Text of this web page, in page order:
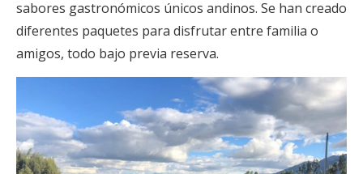
sabores gastronómicos únicos andinos. Se han creado
diferentes paquetes para disfrutar entre familia o
amigos, todo bajo previa reserva.